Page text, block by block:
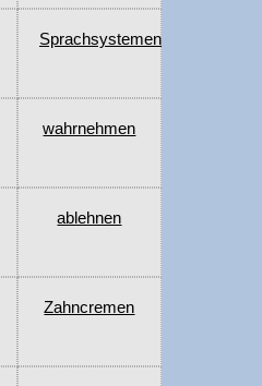
Sprachsystemen
wahrnehmen
ablehnen
Zahncremen